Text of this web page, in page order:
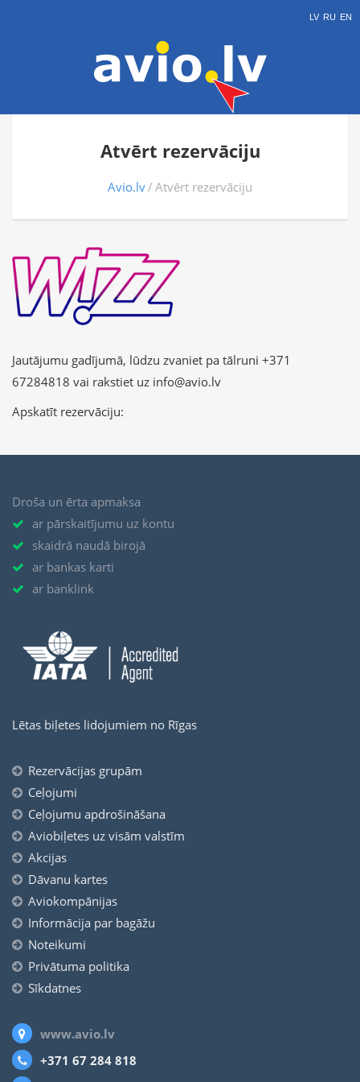
LV RU EN
Atvērt rezervāciju
Avio.lv Atvērt rezervāciju
Jautājumu gadījumā, lūdzu zvaniet pa tālruni +371
67284818 vai rakstiet uz info@avio.lv
Apskatīt rezervāciju:
Droša un ērta apmaksa
ar pārskaitījumu uz kontu
skaidrā naudā birojā
ar bankas karti
ar banklink
Lētas biļetes lidojumiem no Rīgas
Rezervācijas grupām
Ceļojumi
Ceļojumu apdrošināšana
Aviobiļetes uz visām valstīm
Akcijas
Dāvanu kartes
Aviokompānijas
Informācija par bagāžu
Noteikumi
Privātuma politika
Sīkdatnes
www.avio.lv
+371 67 284 818